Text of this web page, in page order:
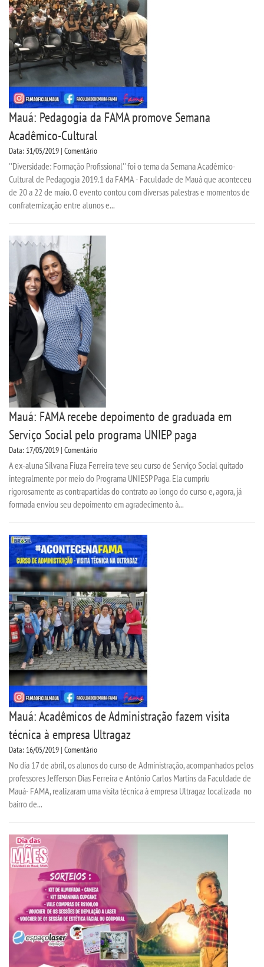
Mauá: Pedagogia da FAMA promove Semana
Acadêmico-Cultural
Data: 31/05/2019 | Comentário
''Diversidade: Formação Profissional'' foi o tema da Semana Acadêmico-
Cultural de Pedagogia 2019.1 da FAMA - Faculdade de Mauá que aconteceu
de 20 a 22 de maio. O evento contou com diversas palestras e momentos de
confraternização entre alunos e...
Mauá: FAMA recebe depoimento de graduada em
Serviço Social pelo programa UNIEP paga
Data: 17/05/2019 | Comentário
A ex-aluna Silvana Fiuza Ferreira teve seu curso de Serviço Social quitado
integralmente por meio do Programa UNIESP Paga. Ela cumpriu
rigorosamente as contrapartidas do contrato ao longo do curso e, agora, já
formada enviou seu depoimento em agradecimento à...
Mauá: Acadêmicos de Administração fazem visita
técnica à empresa Ultragaz
Data: 16/05/2019 | Comentário
No dia 17 de abril, os alunos do curso de Administração, acompanhados pelos
professores Jefferson Dias Ferreira e Antônio Carlos Martins da Faculdade de
Mauá- FAMA, realizaram uma visita técnica à empresa Ultragaz localizada no
bairro de...